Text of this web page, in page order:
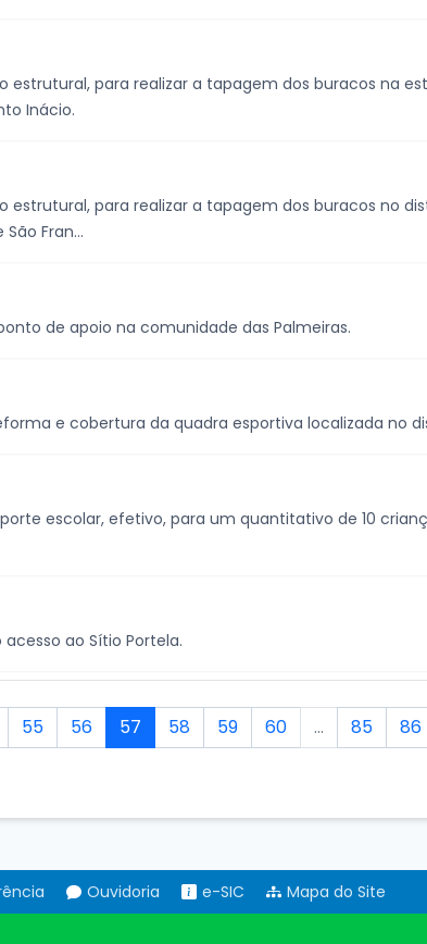
para realizar a tapagem dos buracos na
Inácio.
para realizar a tapagem dos buracos no
Fran...
de apoio na comunidade das Palmeiras.
e cobertura da quadra esportiva localizada no
escolar, efetivo, para um quantitativo de 10
ao Sítio Portela.
55 56 57 58 59 60 ... 85 86
Ouvidoria e-SIC Mapa do Site